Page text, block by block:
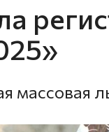
массовая